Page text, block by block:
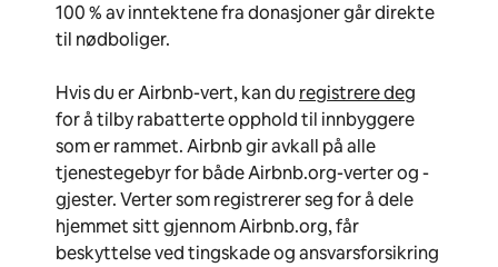
100 % av inntektene fra donasjoner går direkte
til nødboliger.
Hvis du er Airbnb-vert, kan du registrere deg
for å tilby rabatterte opphold til innbyggere
som er rammet. Airbnb gir avkall på alle
tjenestegebyr for både Airbnb.org-verter og -
gjester. Verter som registrerer seg for å dele
hjemmet sitt gjennom Airbnb.org, får
beskyttelse ved tingskade og ansvarsforsikring